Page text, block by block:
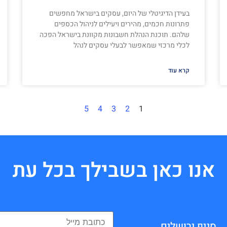
בעידן הדיגיטלי של היום, עסקים בישראל מחפשים
פתרונות חכמים, מהירים ויעילים לניהול הכספים
שלהם. תוכנת הנהלת חשבונות מקוונת בישראל הפכה
לכלי מרכזי שמאפשר לבעלי עסקים לנהל
קרא עוד
1
2
3
4
5
אנו כאן בשבילך בכל עת